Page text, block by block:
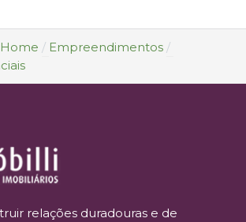
Home
Empreendimentos
relações duradouras e de